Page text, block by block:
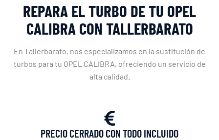
REPARA EL TURBO DE TU OPEL
CALIBRA CON TALLERBARATO
En Tallerbarato, nos especializamos en la sustitución de
turbos para tu OPEL CALIBRA, ofreciendo un servicio de
alta calidad.
PRECIO CERRADO CON TODO INCLUIDO